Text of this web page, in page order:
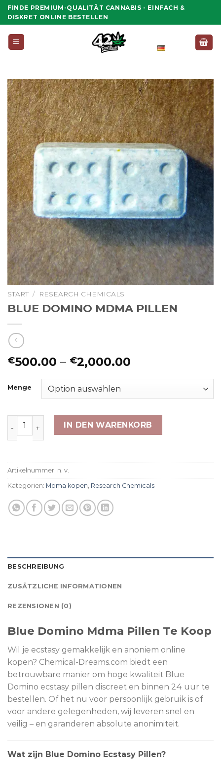
Zum
Inhalt
FINDE PREMIUM-QUALITÄT CANNABIS - EINFACH &
DISKRET ONLINE BESTELLEN
START / RESEARCH CHEMICALS ​
BLUE DOMINO MDMA PILLEN
€500.00 – €2,000.00
€2,000.00
Menge
BLUE DOMINO MDMA PILLEN Menge
IN DEN WARENKORB
Artikelnummer: n. v.
Kategorien: Mdma kopen, Research Chemicals ​
BESCHREIBUNG
ZUSÄTZLICHE INFORMATIONEN
REZENSIONEN (0)
Blue Domino Mdma Pillen Te Koop
Wil je ecstasy gemakkelijk en anoniem online
kopen? Chemical-Dreams.com biedt een
betrouwbare manier om hoge kwaliteit Blue
Domino ecstasy pillen discreet en binnen 24 uur te
bestellen. Of het nu voor persoonlijk gebruik is of
voor andere gelegenheden, wij leveren snel en
veilig – en garanderen absolute anonimiteit.
Wat zijn Blue Domino Ecstasy Pillen?